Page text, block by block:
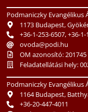
Podmaniczky Evangélikus
1173 Budapest,
+36-1-253-6507, +36-
ovoda@podi.hu
OM azonosító: 201745
Feladatellátási hely:
Podmaniczky Evangélikus
1164 Budapest,
+36-20-447-4011